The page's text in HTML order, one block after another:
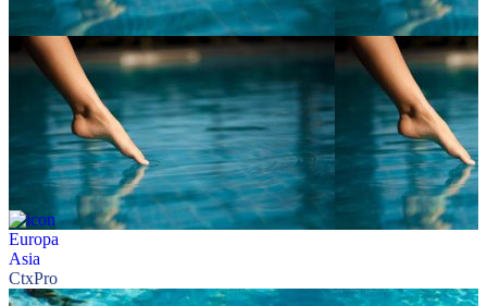
Europa
Asia
CtxPro